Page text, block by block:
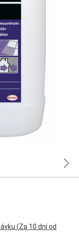
(Za 10 dní od